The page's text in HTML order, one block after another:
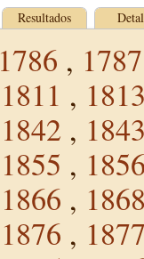
Resultados
1786 , 1787
1811 , 1813
1842 , 1843
1855 , 1856
1866 , 1868
1876 , 1877